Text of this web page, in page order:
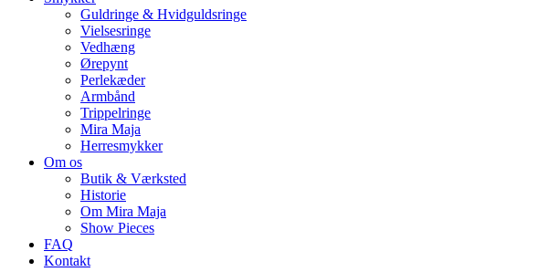
Guldringe & Hvidguldsringe
Vielsesringe
Vedhæng
Ørepynt
Perlekæder
Armbånd
Trippelringe
Mira Maja
Herresmykker
Om os
Butik & Værksted
Historie
Om Mira Maja
Show Pieces
FAQ
Kontakt